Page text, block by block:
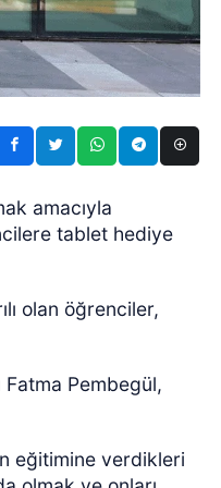
amacıyla
tablet hediye
olan öğrenciler,
Pembegül,
eğitimine verdikleri